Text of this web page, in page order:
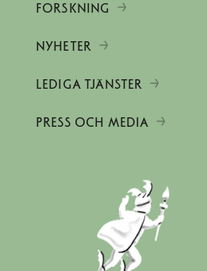
FORSKNING
NYHETER
LEDIGA TJÄNSTER
PRESS OCH MEDIA